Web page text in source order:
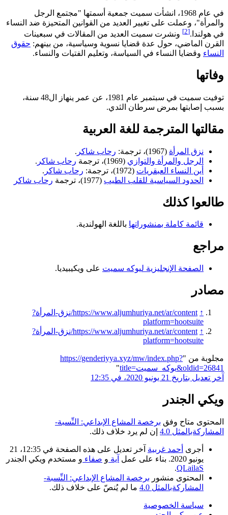
في عام 1968، انشأت سميت جمعية أسمتها "مجتمع الرجل
والمرأة"، وعملت على تغيير العديد من القوانين المتحيزة ضد النساء
في هولندا.[2]
ونشرت سميت العديد من المقالات في سبعينات
القرن الماضي، حول عدة قضايا نسوية وسياسية، من بينهم: حقوق
النساء وقضايا النساء في السياسة، وتعليم الفتيات والنساء.
وفاتها
توفيت سميت في سبتمبر عام 1981، عن عمر ينهاز ال48 سنة،
بسبب إصابتها بمرض سرطان الثدي.
مقالتها المترجمة للغة العربية
نزق المرأة (1967)، ترجمة: رحاب شاكر .
الرجل والمرأة والتوازي (1969)، ترجمة رحاب شاكر .
أين النساء العبقريات (1972)، ترجمة: رحاب شاكر .
الحدود السياسية للقلب الطيب (1977)، ترجمة رحاب شاكر
طالعوا كذلك
قائمة كاملة بمنشوراتها باللغة الهولندية.
مراجع
الصفحة الإنجليزية ليوكه سميت على ويكيبيديا.
مصادر
↑
https://www.aljumhuriya.net/ar/content/نزق-المرأة?
platform=hootsuite
↑
https://www.aljumhuriya.net/ar/content/نزق-المرأة?
platform=hootsuite
مجلوبة من "https://genderiyya.xyz/mw/index.php?
title=يوكه_سميت&oldid=26841
"
آخر تعديل بتاريخ 21 يونيو 2020، في 12:35
ويكي الجندر
المحتوى متاح وفق برخصة المشاع الإبداعي: النِّسبة-
المشاركةبالمثل 4.0
إن لم يرد خلاف ذلك.
أجرى أحمد غربية
آخر تعديل على هذه الصفحة في 12:35، 21
يونيو 2020. بناء على عمل
آية و صفاء و مستخدم ويكي الجندر
QLailaS
.
المحتوى منشور برخصة المشاع الإبداعي: النِّسبة-
المشاركةبالمثل 4.0
ما لم يُنصّ على خلاف ذلك.
سياسة الخصوصية